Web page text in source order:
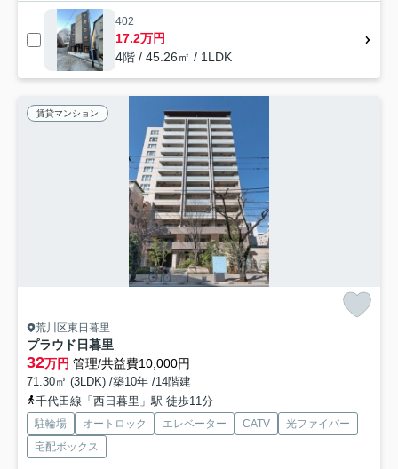
402
17.2万円
4階 / 45.26㎡ / 1LDK
賃貸マンション
荒川区東日暮里
プラウド日暮里
32万円 管理/共益費10,000円
71.30㎡ (3LDK) /築10年 /14階建
千代田線「西日暮里」駅 徒歩11分
駐輪場 オートロック エレベーター CATV
光ファイバー
宅配ボックス